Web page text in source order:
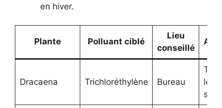
en hiver.
Plante Polluant ciblé
Lieu
conseillé
Dracaena Trichloréthylène Bureau
les 2